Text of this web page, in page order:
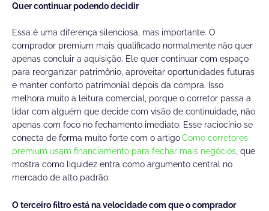
Quer continuar podendo decidir
Essa é uma diferença silenciosa, mas importante. O
comprador premium mais qualificado normalmente não quer
apenas concluir a aquisição. Ele quer continuar com espaço
para reorganizar patrimônio, aproveitar oportunidades futuras
e manter conforto patrimonial depois da compra. Isso
melhora muito a leitura comercial, porque o corretor passa a
lidar com alguém que decide com visão de continuidade, não
apenas com foco no fechamento imediato. Esse raciocínio se
conecta de forma muito forte com o artigoComo corretores
premium usam financiamento para fechar mais negócios , que
mostra como liquidez entra como argumento central no
mercado de alto padrão.
O terceiro filtro está na velocidade com que o comprador